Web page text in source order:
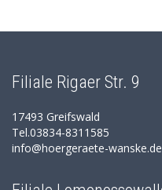
Filiale Rigaer Str. 9
17493 Greifswald
Tel.03834-8311585
info@hoergeraete-wanske.de